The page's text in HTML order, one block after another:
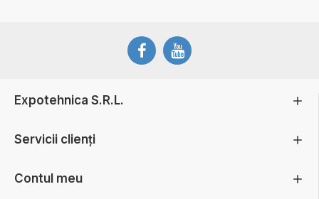
Expotehnica S.R.L.
Servicii clienți
Contul meu